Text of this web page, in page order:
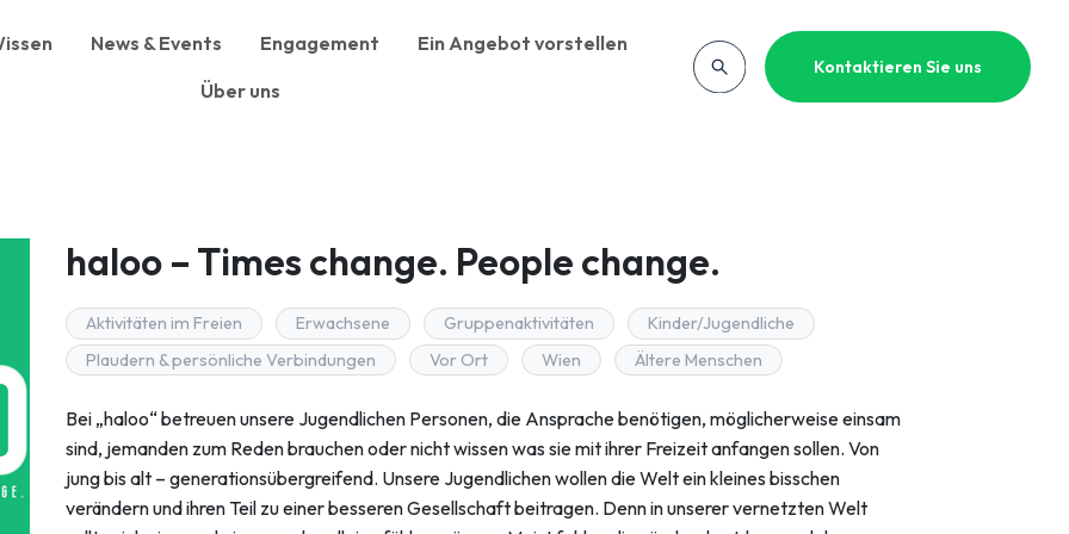
News & Events Engagement
Ein Angebot vorstellen
Über uns
Kontaktieren Sie uns
haloo – Times change. People change.
Aktivitäten im Freien Erwachsene Gruppenaktivitäten
Kinder/Jugendliche
Plaudern & persönliche Verbindungen
Vor Ort Wien Ältere Menschen
Bei „haloo“ betreuen unsere Jugendlichen Personen, die Ansprache benötigen, möglicherweise einsam
sind, jemanden zum Reden brauchen oder nicht wissen was sie mit ihrer Freizeit anfangen sollen. Von
jung bis alt – generationsübergreifend. Unsere Jugendlichen wollen die Welt ein kleines bisschen
verändern und ihren Teil zu einer besseren Gesellschaft beitragen. Denn in unserer vernetzten Welt